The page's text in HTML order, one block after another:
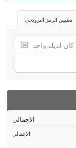
تطبيق الرمز الترويجي
الاجمالي
الاجمالي